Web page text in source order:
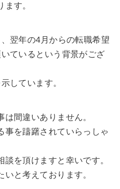
す。
翌年の4月からの転職希望
ているという背景がござ
しています。
間違いありません。
事を躊躇されていらっしゃ
を頂けますと幸いです。
と考えております。